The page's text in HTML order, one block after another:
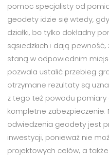
pomoc specjalisty od
geodety idzie się wtedy,
działki, bo tylko dokładny
sąsiedzkich i dają
staną w odpowiednim
pozwala ustalić przebieg
otrzymane rezultaty są
z tego też powodu pomiary
kompletne
odwiedzenia geodety jest
inwestycji, ponieważ nie
projektowych celów, a